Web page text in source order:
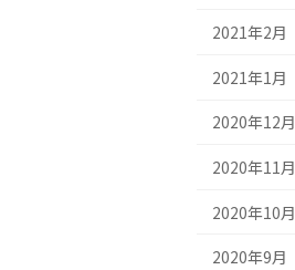
2021年2月
2021年1月
2020年12月
2020年11月
2020年10月
2020年9月